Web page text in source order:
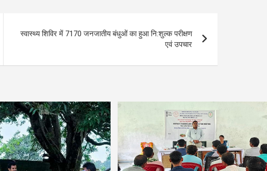
स्वास्थ्य शिविर में 7170 जनजातीय बंधुओं का हुआ नि:शुल्क परीक्षण
एवं उपचार